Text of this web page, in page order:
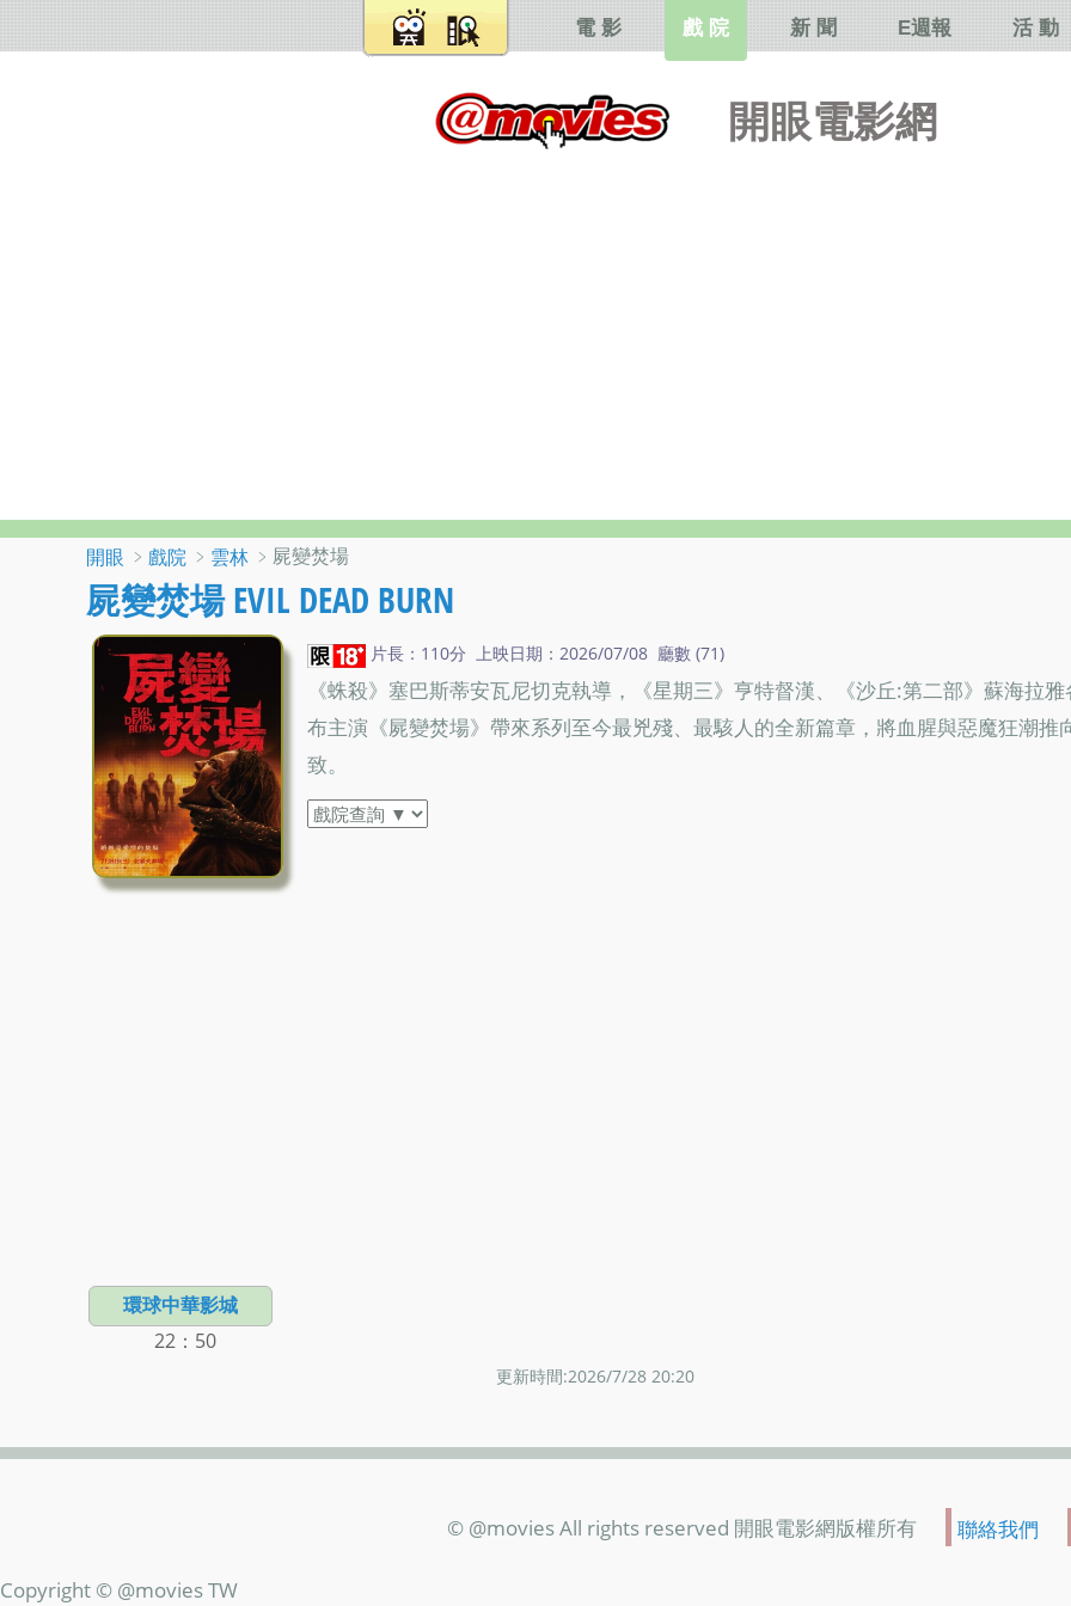
開眼電影網
電 影 戲 院 新 聞 E週報 活 動
開眼 ﹥ 戲院 ﹥ 雲林 ﹥屍變焚場
屍變焚場 EVIL DEAD BURN
片長：110分 上映日期：2026/07/08 廳數 (71)
《蛛殺》塞巴斯蒂安瓦尼切克執導，《星期三》亨特督漢、《沙丘:第二部》蘇海拉雅
布主演《屍變焚場》帶來系列至今最兇殘、最駭人的全新篇章，將血腥與惡魔狂潮推
致。
環球中華影城
22：50
更新時間:2026/7/28 20:20
© @movies All rights reserved 開眼電影網版權所有 聯絡我們
Copyright © @movies TW